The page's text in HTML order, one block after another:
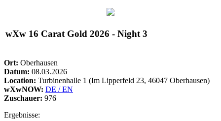
wXw 16 Carat Gold 2026 - Night 3
Ort: Oberhausen
Datum: 08.03.2026
Location: Turbinenhalle 1 (Im Lipperfeld 23, 46047 Oberhausen)
wXwNOW: DE / EN
Zuschauer: 976
Ergebnisse: